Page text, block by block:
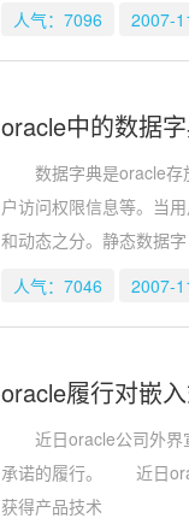
人气：7096
2007-
oracle中的数据
数据字典是oracle存放
户访问权限信息等。当
和动态之分。静态数据字
人气：7046
2007-
oracle履行对嵌
近日oracle公司外界宣
承诺的履行。 近日
获得产品技术